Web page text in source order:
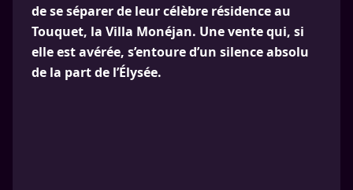
de se séparer de leur célèbre résidence au
Touquet, la Villa Monéjan. Une vente qui, si
elle est avérée, s’entoure d’un silence absolu
de la part de l’Élysée.